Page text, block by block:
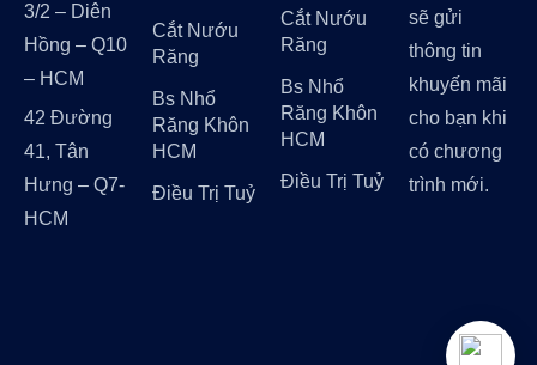
3/2 – Diên
Hồng – Q10
– HCM
42 Đường
41, Tân
Hưng – Q7-
HCM
Cắt Nướu
Răng
Bs Nhổ
Răng Khôn
HCM
Điều Trị Tuỷ
Cắt Nướu
Răng
Bs Nhổ
Răng Khôn
HCM
Điều Trị Tuỷ
sẽ gửi
thông tin
khuyến mãi
cho bạn khi
có chương
trình mới.